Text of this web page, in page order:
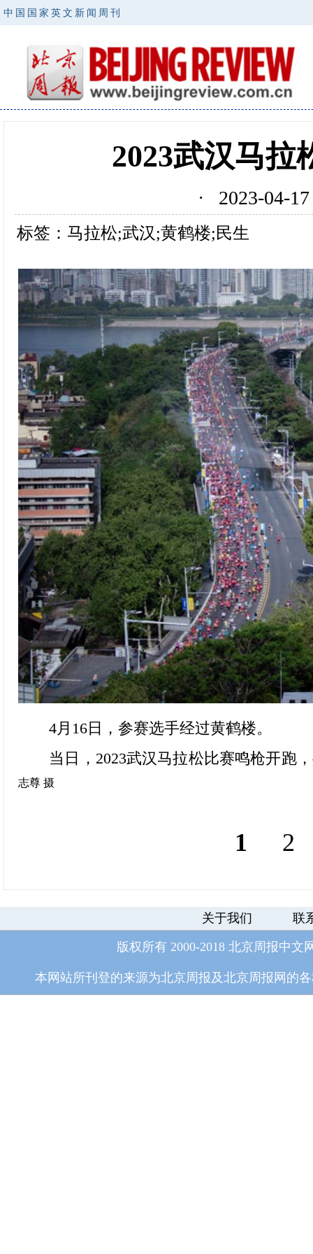
中国国家英文新闻周刊
2023武汉马拉
· 2023-04-
标签：马拉松;武汉;黄鹤楼;民生
4月16日，参赛选手经过黄鹤楼。
当日，2023武汉马拉松比赛鸣枪开跑，
志尊 摄
1 2
关于我们 联
版权所有 2000-2018 北京周报中文
本网站所刊登的来源为北京周报及北京周报网的